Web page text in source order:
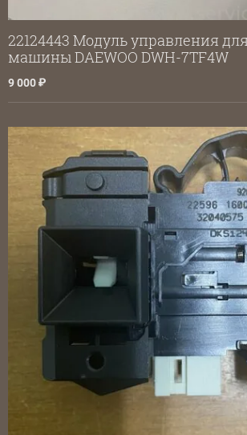
22124443 Модуль управления
машины DAEWOO DWH-7TF4W
9 000